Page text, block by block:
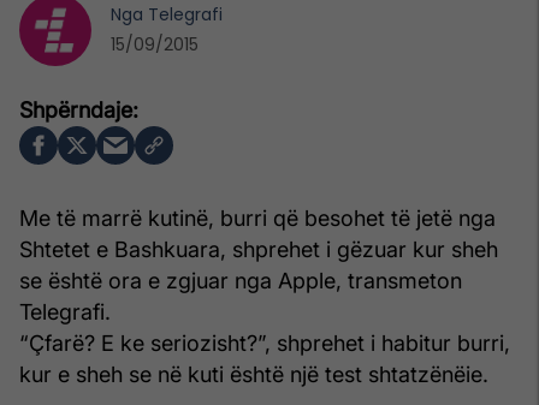
Me të marrë kutinë, burri që besohet të jetë nga
Shtetet e Bashkuara, shprehet i gëzuar kur sheh
se është ora e zgjuar nga Apple, transmeton
Telegrafi.
“Çfarë? E ke seriozisht?”, shprehet i habitur burri,
kur e sheh se në kuti është një test shtatzënëie.
Nga Telegrafi
15/09/2015